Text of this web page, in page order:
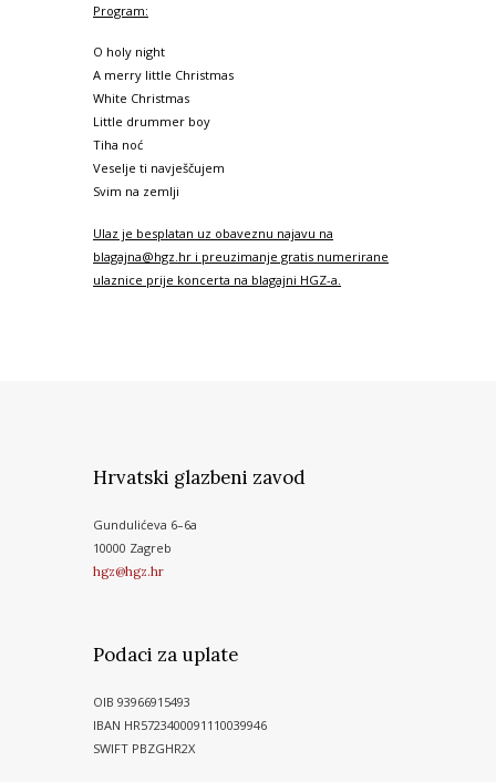
Program:
O holy night
A merry little Christmas
White Christmas
Little drummer boy
Tiha noć
Veselje ti navješčujem
Svim na zemlji
Ulaz je besplatan uz obaveznu najavu na
blagajna@hgz.hr i preuzimanje gratis numerirane
ulaznice prije koncerta na blagajni HGZ-a.
Hrvatski glazbeni zavod
Gundulićeva 6–6a
10000 Zagreb
hgz@hgz.hr
Podaci za uplate
OIB 93966915493
IBAN HR5723400091110039946
SWIFT PBZGHR2X